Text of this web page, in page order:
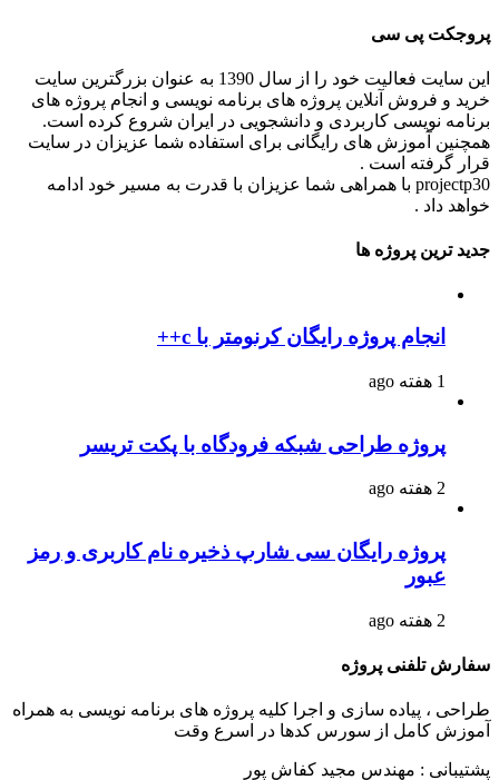
پروجکت پی سی
این سایت فعالیت خود را از سال 1390 به عنوان بزرگترین سایت
خرید و فروش آنلاین پروژه های برنامه نویسی و انجام پروژه های
برنامه نویسی کاربردی و دانشجویی در ایران شروع کرده است.
همچنین آموزش های رایگانی برای استفاده شما عزیزان در سایت
قرار گرفته است .
projectp30 با همراهی شما عزیزان با قدرت به مسیر خود ادامه
خواهد داد .
جدید ترین پروژه ها
انجام پروژه رایگان کرنومتر با c++
1 هفته ago
پروژه طراحی شبکه فرودگاه با پکت تریسر
2 هفته ago
پروژه رایگان سی شارپ ذخیره نام کاربری و رمز
عبور
2 هفته ago
سفارش تلفنی پروژه
طراحی ، پیاده سازی و اجرا کلیه پروژه های برنامه نویسی به همراه
آموزش کامل از سورس کدها در اسرع وقت
پشتیبانی : مهندس مجید کفاش پور